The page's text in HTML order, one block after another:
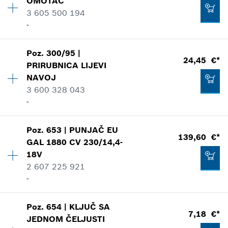
Cjenovna grupa
Informacije o rezervnom dijelu
Pokazati na prikazu
Preporučena maloprodajna cijena s PDV-om.
3 605 500 194
-
Količina 1
Cjenovna grupa:24
Informacije o rezervnom dijelu
Potvrda o primjeni
10,66 €*
Dodati u košaricu
Poz.300/95 |
PRIRUBNICA LIJEVI
NAVOJ
3 600 328 043
-
24,45 €*
Količina 1
Cjenovna grupa:31
Potvrda o primjeni
Poz.653 | PUNJAČ EU
GAL 1880 CV 230/14,4-
18V
2 607 225 921
-
139,60 €*
Količina 1
Cjenovna grupa:47
Poz.654 | KLJUČ SA
JEDNOM ČELJUSTI
7,18 €*